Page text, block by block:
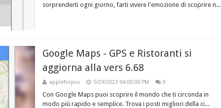
sorprenderti ogni giorno, farti vivere l'emozione di scoprire n...
Google Maps - GPS e Ristoranti si
aggiorna alla vers 6.68
appleforyou 5/29/2023 04:00:00 PM 0
Con Google Maps puoi scoprire il mondo che ti circonda in
modo più rapido e semplice. Trova i posti migliori della ci...